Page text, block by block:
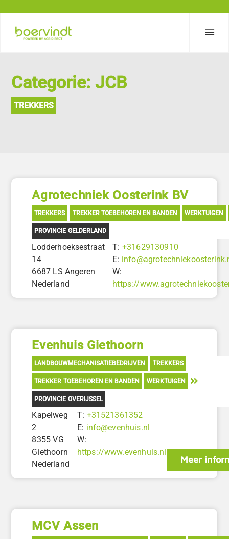
Categorie: JCB
TREKKERS
Agrotechniek Oosterink BV
TREKKERS TREKKER TOEBEHOREN EN BANDEN WERKTUIGEN
PROVINCIE GELDERLAND
Lodderhoeksestraat
14
6687 LS Angeren
Nederland
T: +31629130910
E:
W:
https://
Evenhuis Giethoorn
LANDBOUWMECHANISATIEBEDRIJVEN TREKKERS
TREKKER TOEBEHOREN EN BANDEN WERKTUIGEN
PROVINCIE OVERIJSSEL
Kapelweg
2
8355 VG
Giethoorn
Nederland
T: +31521361352
E: info@evenhuis.nl
W:
https://www.evenhuis.nl
Meer
MCV Assen